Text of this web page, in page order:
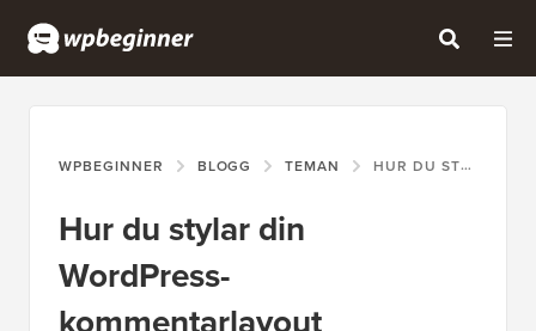
WPBEGINNER BLOGG TEMAN HUR DU STYLAR DIN WORDPRESS-KOMMENTARLAYOUT
Hur du stylar din
WordPress-